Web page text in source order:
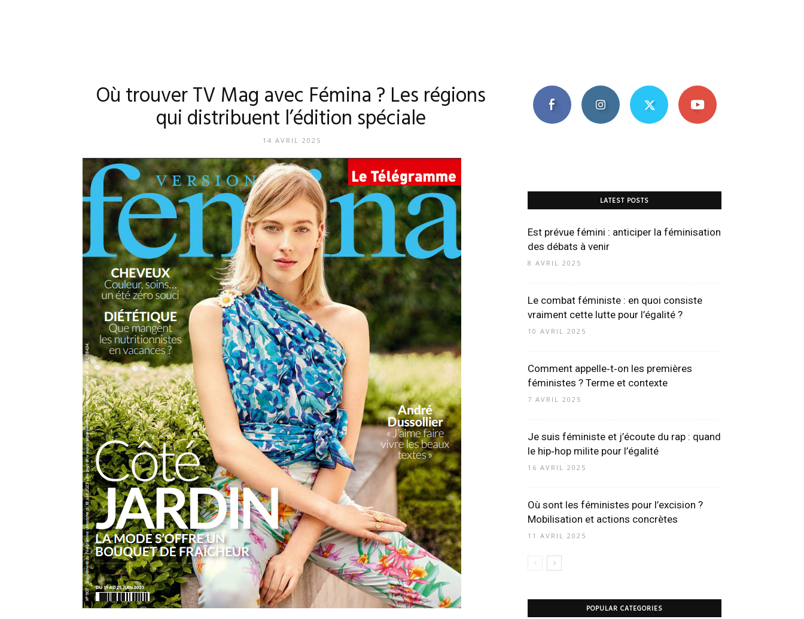
Où trouver TV Mag avec Fémina ? Les régions
qui distribuent l’édition spéciale
14 AVRIL 2025
LATEST POSTS
Est prévue fémini : anticiper la féminisation
des débats à venir
8 AVRIL 2025
Le combat féministe : en quoi consiste
vraiment cette lutte pour l’égalité ?
10 AVRIL 2025
Comment appelle‑t‑on les premières
féministes ? Terme et contexte
7 AVRIL 2025
Je suis féministe et j’écoute du rap : quand
le hip‑hop milite pour l’égalité
16 AVRIL 2025
Où sont les féministes pour l’excision ?
Mobilisation et actions concrètes
11 AVRIL 2025
POPULAR CATEGORIES